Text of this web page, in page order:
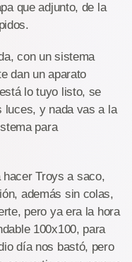
que adjunto, de la
con un sistema
dan un aparato
lo tuyo listo, se
luces, y nada vas a la
para
Troys a saco,
además sin colas,
pero ya era la hora
100x100, para
día nos bastó, pero